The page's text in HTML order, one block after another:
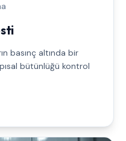
basınç altında bir
bütünlüğü kontrol